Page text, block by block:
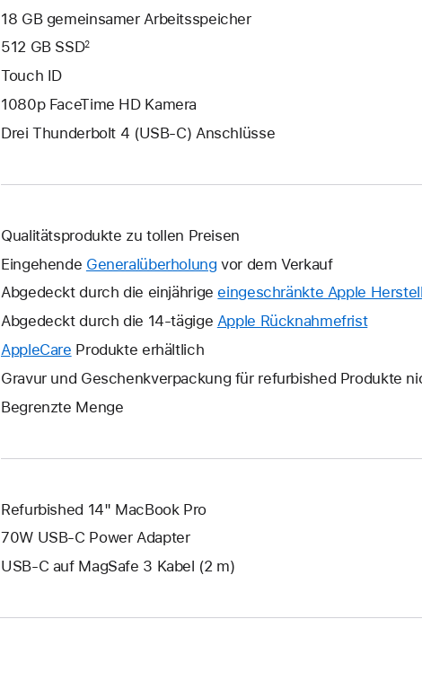
18 GB gemeinsamer Arbeits­speicher
512 GB SSD2
Touch ID
1080p FaceTime HD Kamera
Drei Thunderbolt 4 (USB‑C) Anschlüsse
Qualitätsprodukte zu tollen Preisen
Eingehende Generalüberholung vor dem Verkauf
Abgedeckt durch die einjährige eingeschränkte Apple
Abgedeckt durch die 14-tägige Apple RücknahmefristEin
wird
AppleCare Ein
neues
wird
Produkte erhältlich
Gravur und Geschenkverpackung für refurbished Produkte
Begrenzte Menge
Refurbished 14" MacBook Pro
70W USB‑C Power Adapter
USB‑C auf MagSafe 3 Kabel (2 m)